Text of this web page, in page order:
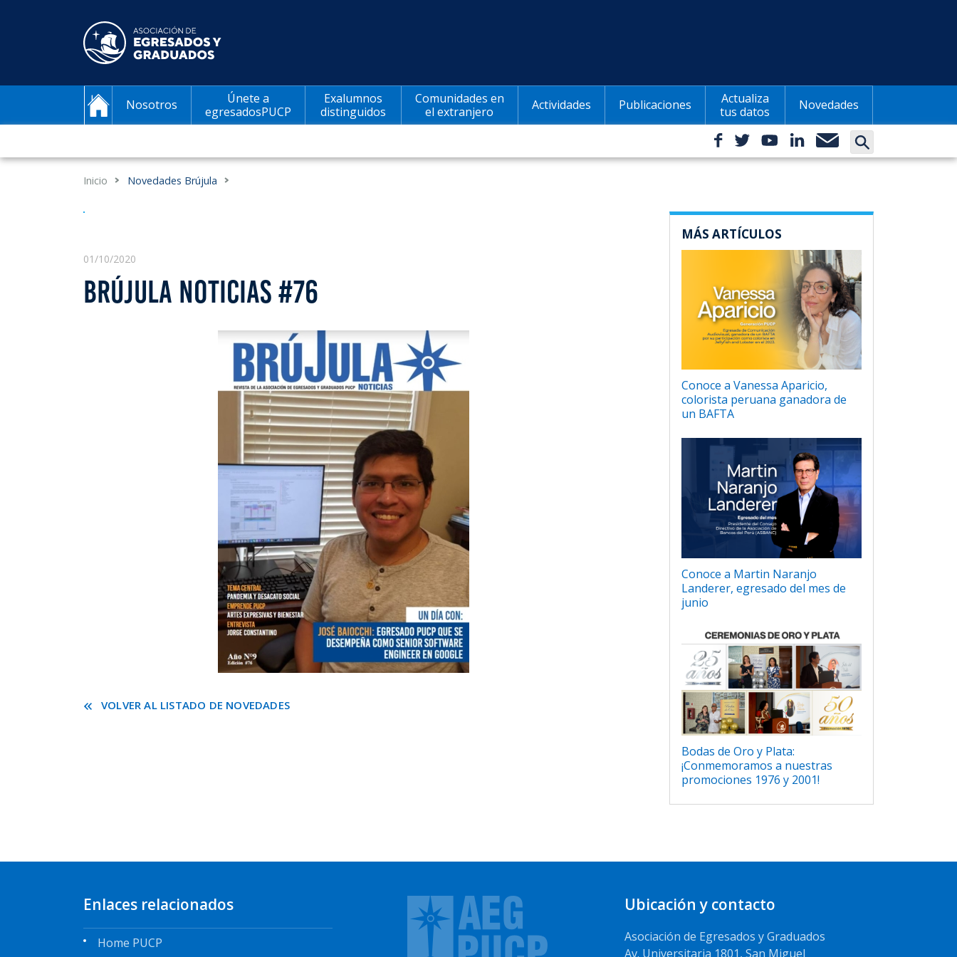
Nosotros
Únete a
egresadosPUCP
Exalumnos
distinguidos
Comunidades en
el extranjero
Actividades Publicaciones
Actualiza
tus datos
Novedades
Inicio Novedades Brújula
01/10/2020
BRÚJULA NOTICIAS #76
VOLVER AL LISTADO DE NOVEDADES
MÁS ARTÍCULOS
Conoce a Vanessa Aparicio,
colorista peruana ganadora de
un BAFTA
Conoce a Martin Naranjo
Landerer, egresado del mes de
junio
Bodas de Oro y Plata:
¡Conmemoramos a nuestras
promociones 1976 y 2001!
Enlaces relacionados
Home PUCP
Ubicación y contacto
Asociación de Egresados y Graduados
Av. Universitaria 1801, San Miguel